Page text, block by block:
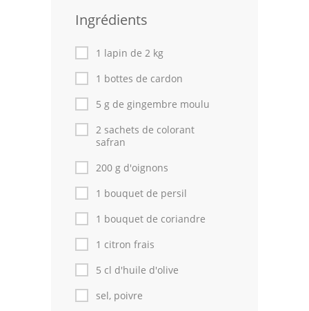
Fêtes Religieuses
Chefs
Forum
Thèmes
Espace Personnel
Ingrédients
1 lapin de 2 kg
1 bottes de cardon
5 g de gingembre moulu
2 sachets de colorant
safran
200 g d'oignons
1 bouquet de persil
1 bouquet de coriandre
1 citron frais
5 cl d'huile d'olive
sel, poivre